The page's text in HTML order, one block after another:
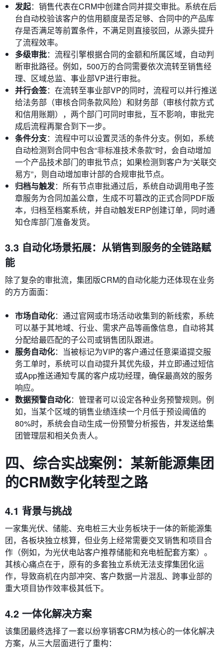
发起：销售代表在CRM中创建合同并提交审批。系统在后
台自动校验该客户的信用额度是否足够、合同中的产品库
存是否满足等前置条件，不满足则直接驳回，从源头提升
了流程效率。
多级审批：流程引擎根据合同的金额和所属区域，自动判
断审批路径。例如，500万的合同需要依次流转至销售经
理、区域总监、事业部VP进行审批。
并行会签：在流转至事业部VP的同时，流程可以并行推送
给法务部（审核合同条款风险）和财务部（审核付款方式
和信用账期），两个部门可同时审批，互不影响，审批完
成后流程再聚合到下一步。
条件分支：流程中可以设置灵活的条件分支。例如，系统
自动检测到合同中包含“非标准技术条款”时，会自动增加
一个产品技术部门的审批节点；如果检测到客户为“关联交
易方”，则自动增加审计部的合规审批节点。
归档与触发：所有节点审批通过后，系统自动调用电子签
章服务为合同加盖公章，生成不可篡改的正式合同PDF版
本，归档至档案系统，并自动触发ERP创建订单，同时通
知仓库部门准备发货。
3.3 自动化场景拓展：从销售到服务的全链路赋
能
除了复杂的审批流，集团版CRM的自动化能力还体现在业务
的方方面面：
市场自动化：通过官网或市场活动收集到的新线索，系统
可以基于其地域、行业、需求产品等画像信息，自动将其
分配给最匹配的子公司或销售团队跟进。
服务自动化：当被标记为VIP的客户通过任意渠道提交服
务工单时，系统可以自动提升其优先级，并立即通过短信
或App推送通知专属的客户成功经理，确保最高效的服务
响应。
数据预警自动化：管理者可以设定各种业务预警规则。例
如，当某个区域的销售业绩连续一个月低于预设阈值的
80%时，系统会自动生成一份预警分析报告，并发送给集
团管理层和相关负责人。
四、综合实战案例：某新能源集团
的CRM数字化转型之路
4.1 背景与挑战
一家集光伏、储能、充电桩三大业务板块于一体的新能源集
团，各板块独立核算，但业务上经常需要交叉销售和项目合
作（例如，为光伏电站客户推荐储能和充电桩配套方案）。
其核心痛点在于，原有的多套独立系统无法支撑集团化运
作，导致商机在内部冲突、客户数据一片混乱、跨事业部的
重大项目协作效率极其低下。
4.2 一体化解决方案
该集团最终选择了一套以纷享销客CRM为核心的一体化解决
方案，从三大层面进行了重构：